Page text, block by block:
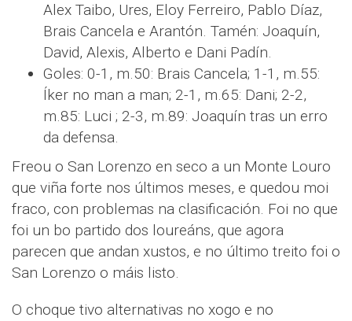
Alex Taibo, Ures, Eloy Ferreiro, Pablo Díaz,
Brais Cancela e Arantón. Tamén: Joaquín,
David, Alexis, Alberto e Dani Padín.
Goles: 0-1, m.50: Brais Cancela; 1-1, m.55:
Íker no man a man; 2-1, m.65: Dani; 2-2,
m.85: Luci ; 2-3, m.89: Joaquín tras un erro
da defensa.
Freou o San Lorenzo en seco a un Monte Louro
que viña forte nos últimos meses, e quedou moi
fraco, con problemas na clasificación. Foi no que
foi un bo partido dos loureáns, que agora
parecen que andan xustos, e no último treito foi o
San Lorenzo o máis listo.
O choque tivo alternativas no xogo e no